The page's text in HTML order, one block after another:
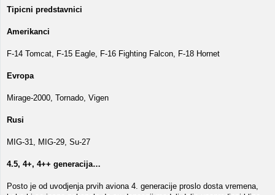
Tipicni predstavnici
Amerikanci
F-14 Tomcat, F-15 Eagle, F-16 Fighting Falcon, F-18 Hornet
Evropa
Mirage-2000, Tornado, Vigen
Rusi
MIG-31, MIG-29, Su-27
4.5, 4+, 4++ generacija…
Posto je od uvodjenja prvih aviona 4. generacije proslo dosta vremena,